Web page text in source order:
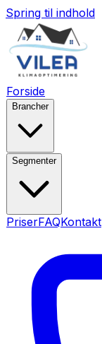
Spring til indhold
Forside
Brancher
Segmenter
PriserFAQKontakt